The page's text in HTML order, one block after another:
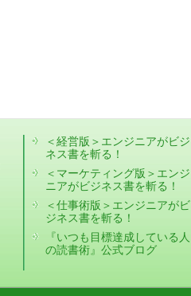
＜経営版＞エンジニアがビジ
ネス書を斬る！
＜マーケティング版＞エンジ
ニアがビジネス書を斬る！
＜仕事術版＞エンジニアがビ
ジネス書を斬る！
『いつも目標達成している人
の読書術』公式ブログ